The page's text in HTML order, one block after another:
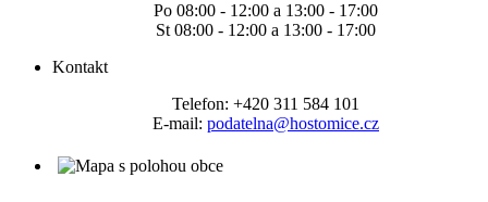
Po 08:00 - 12:00 a 13:00 - 17:00
St 08:00 - 12:00 a 13:00 - 17:00
Kontakt
Telefon: +420 311 584 101
E-mail: podatelna@hostomice.cz